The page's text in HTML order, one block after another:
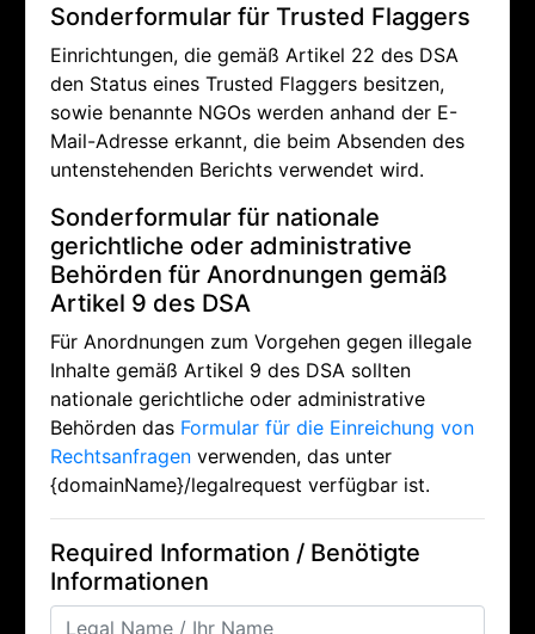
Sonderformular für Trusted Flaggers
Einrichtungen, die gemäß Artikel 22 des DSA
den Status eines Trusted Flaggers besitzen,
sowie benannte NGOs werden anhand der E-
Mail-Adresse erkannt, die beim Absenden des
untenstehenden Berichts verwendet wird.
Sonderformular für nationale
gerichtliche oder administrative
Behörden für Anordnungen gemäß
Artikel 9 des DSA
Für Anordnungen zum Vorgehen gegen illegale
Inhalte gemäß Artikel 9 des DSA sollten
nationale gerichtliche oder administrative
Behörden das Formular für die Einreichung von
Rechtsanfragen verwenden, das unter
{domainName}/legalrequest verfügbar ist.
Required Information / Benötigte
Informationen